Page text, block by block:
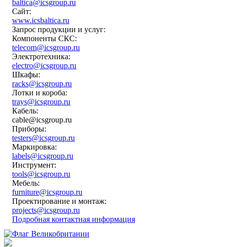
baltica@icsgroup.ru
Сайт:
www.icsbaltica.ru
Запрос продукции и услуг:
Компоненты СКС:
telecom@icsgroup.ru
Электротехника:
electro@icsgroup.ru
Шкафы:
racks@icsgroup.ru
Лотки и короба:
trays@icsgroup.ru
Кабель:
cable@icsgroup.ru
Приборы:
testers@icsgroup.ru
Маркировка:
labels@icsgroup.ru
Инструмент:
tools@icsgroup.ru
Мебель:
furniture@icsgroup.ru
Проектирование и монтаж:
projects@icsgroup.ru
Подробная контактная информация